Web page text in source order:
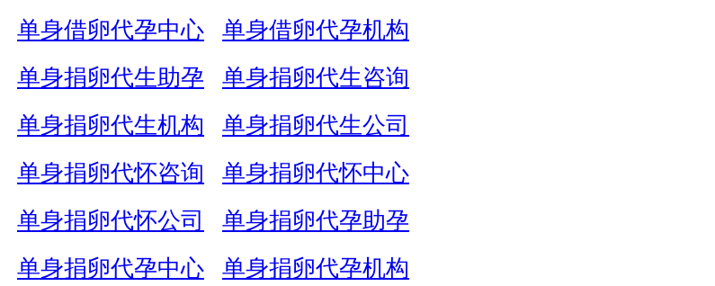
单身借卵代孕中心
单身借卵代孕机构
单身捐卵代生助孕
单身捐卵代生咨询
单身捐卵代生机构
单身捐卵代生公司
单身捐卵代怀咨询
单身捐卵代怀中心
单身捐卵代怀公司
单身捐卵代孕助孕
单身捐卵代孕中心
单身捐卵代孕机构